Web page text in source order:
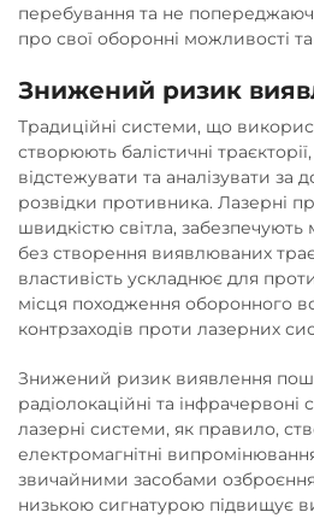
перебування та не
про свої оборонні можливості та
Знижений ризик
Традиційні системи, що
створюють балістичні
відстежувати та аналізувати за
розвідки противника. Лазерні
швидкістю світла, забезпечують
без створення виявлюваних
властивість ускладнює для
місця походження оборонного
контрзаходів проти лазерних
Знижений ризик виявлення
радіолокаційні та інфрачервоні
лазерні системи, як правило,
електромагнітні
звичайними засобами
низькою сигнатурою підвищує